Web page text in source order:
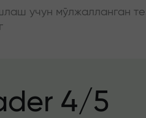
учун мўлжалланган
4/5